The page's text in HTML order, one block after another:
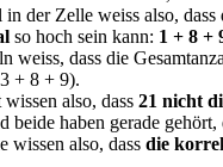
der Zelle weiss also, dass
so hoch sein kann: 1 + 8 +
weiss, dass die
+ 8 + 9).
also, dass 21 nicht
beide haben gerade gehört,
wissen also, dass die